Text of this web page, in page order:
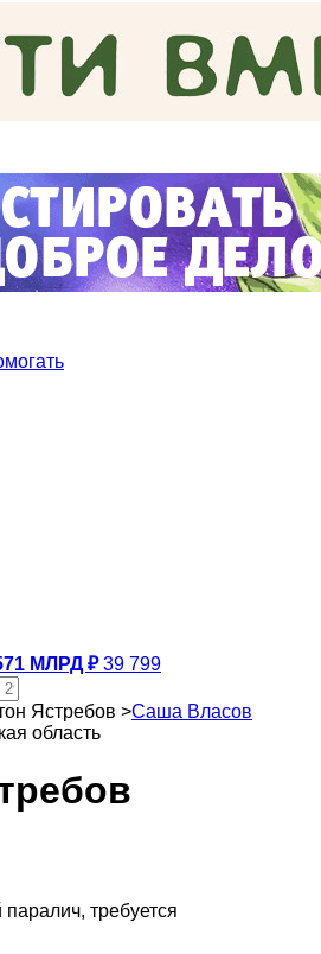
МЛРД ₽ 39 799
Ястребов >Саша Власов
область
требуется